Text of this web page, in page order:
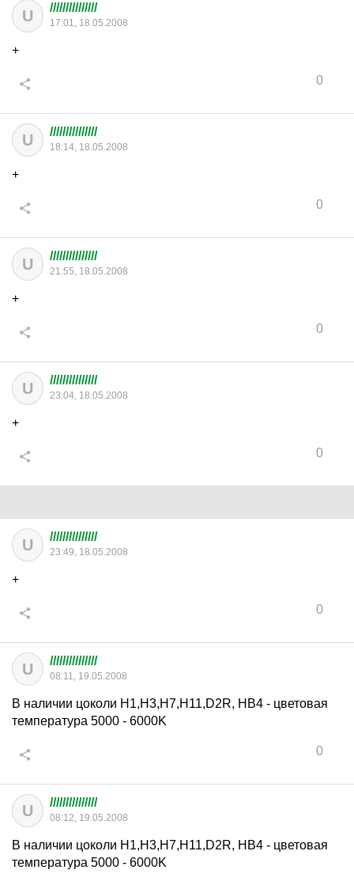
U ///////////////
17:01, 18.05.2008
+
0
U ///////////////
18:14, 18.05.2008
+
0
U ///////////////
21:55, 18.05.2008
+
0
U ///////////////
23:04, 18.05.2008
+
0
U ///////////////
23:49, 18.05.2008
+
0
U ///////////////
08:11, 19.05.2008
В наличии цоколи Н1,H3,Н7,Н11,D2R, HB4 - цветовая
температура 5000 - 6000K
0
U ///////////////
08:12, 19.05.2008
В наличии цоколи Н1,H3,Н7,Н11,D2R, HB4 - цветовая
температура 5000 - 6000K